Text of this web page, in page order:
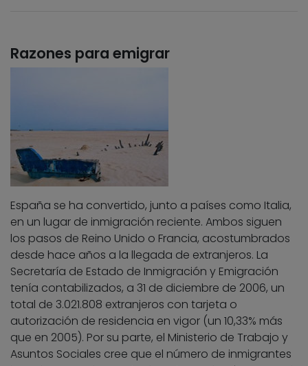
Razones para emigrar
España se ha convertido, junto a países como Italia,
en un lugar de inmigración reciente. Ambos siguen
los pasos de Reino Unido o Francia, acostumbrados
desde hace años a la llegada de extranjeros. La
Secretaría de Estado de Inmigración y Emigración
tenía contabilizados, a 31 de diciembre de 2006, un
total de 3.021.808 extranjeros con tarjeta o
autorización de residencia en vigor (un 10,33% más
que en 2005). Por su parte, el Ministerio de Trabajo y
Asuntos Sociales cree que el número de inmigrantes